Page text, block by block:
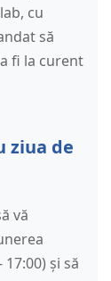
cu
să
fi la curent
ziua de
vă
și să